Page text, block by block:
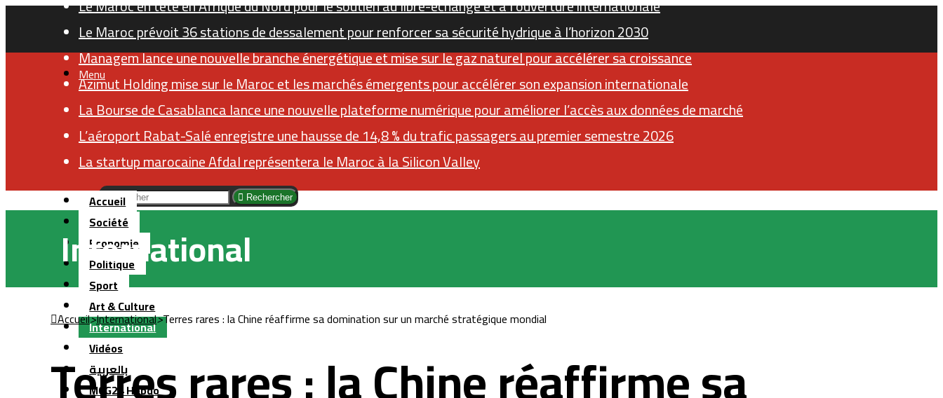
Le Maroc en tête en Afrique du Nord pour le soutien au libre-échange et à l’ouverture internationale
Le Maroc prévoit 36 stations de dessalement pour renforcer sa sécurité hydrique à l’horizon 2030
Managem lance une nouvelle branche énergétique et mise sur le gaz naturel pour accélérer sa croissance
Azimut Holding mise sur le Maroc et les marchés émergents pour accélérer son expansion internationale
La Bourse de Casablanca lance une nouvelle plateforme numérique pour améliorer l’accès aux données de marché
L’aéroport Rabat-Salé enregistre une hausse de 14,8 % du trafic passagers au premier semestre 2026
La startup marocaine Afdal représentera le Maroc à la Silicon Valley
Rechercher Sidebar (barre latérale) RSS Instagram YouTube Twitter Facebook
Menu
Accueil
Société
Economie
Politique
Sport
Art & Culture
International
Vidéos
بالعربية
MCG24 Hebdo
International
Accueil>International>Terres rares : la Chine réaffirme sa domination sur un marché stratégique mondial